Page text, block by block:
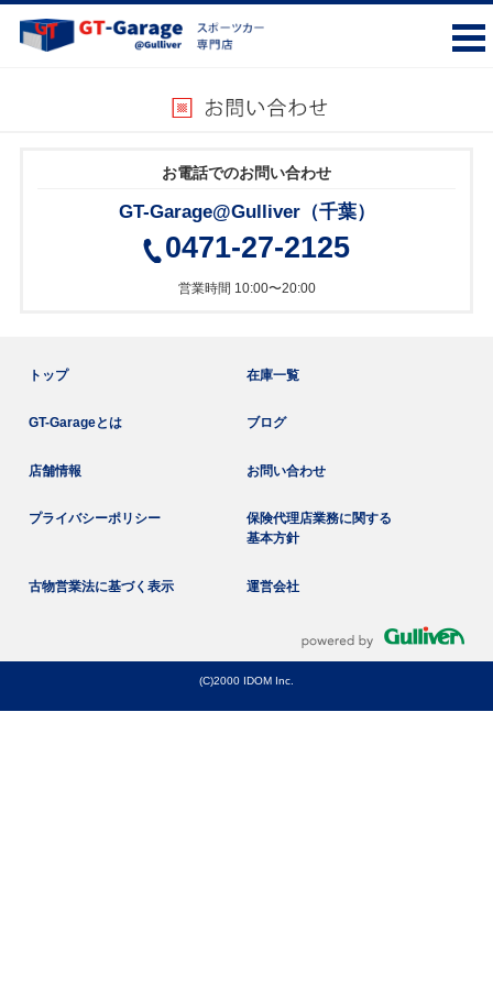
お電話でのお問い合わせ
GT-Garage@Gulliver（千葉）
0471-27-2125
営業時間 10:00〜20:00
トップ 在庫一覧
GT-Garageとは ブログ
店舗情報 お問い合わせ
プライバシーポリシー
保険代理店業務に関する
基本方針
古物営業法に基づく表示 運営会社
(C)2000 IDOM Inc.